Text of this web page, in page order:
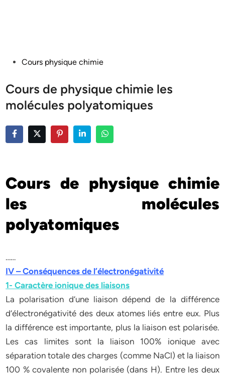
PostedCours physique chimie
Cours de physique chimie les
molécules polyatomiques
Cours de physique chimie
les molécules
polyatomiques
……
IV – Conséquences de l’électronégativité
1- Caractère ionique des liaisons
La polarisation d’une liaison dépend de la différence
d’électronégativité des deux atomes liés entre eux. Plus
la différence est importante, plus la liaison est polarisée.
Les cas limites sont la liaison 100% ionique avec
séparation totale des charges (comme NaCl) et la liaison
100 % covalente non polarisée (dans H). Entre les deux